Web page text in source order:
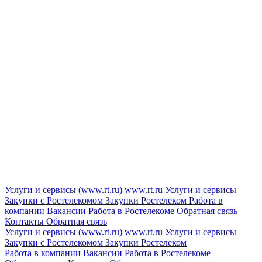
Услуги и сервисы (www.rt.ru) www.rt.ru Услуги и сервисы
Закупки с Ростелекомом Закупки Ростелеком Работа в
компании Вакансии Работа в Ростелекоме Обратная связь
Контакты Обратная связь
Услуги и сервисы (www.rt.ru) www.rt.ru Услуги и сервисы
Закупки с Ростелекомом Закупки Ростелеком
Работа в компании Вакансии Работа в Ростелекоме